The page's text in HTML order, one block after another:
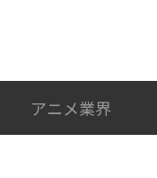
アニメ業界